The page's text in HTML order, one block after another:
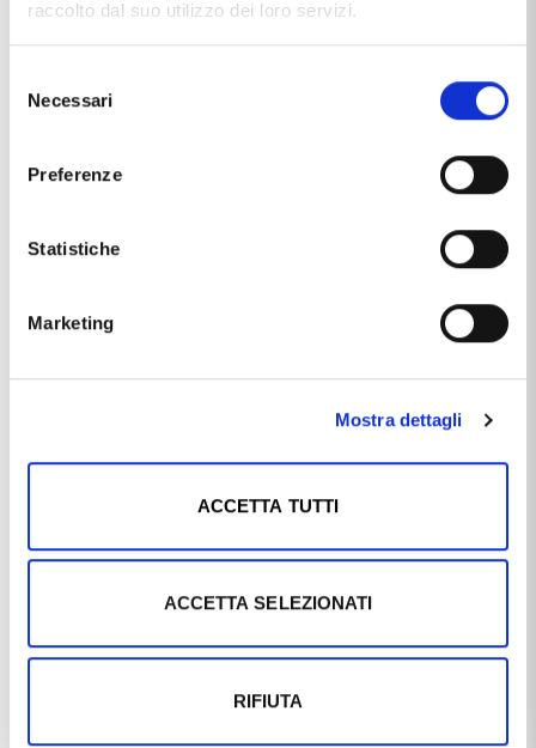
raccolto dal suo utilizzo dei loro servizi.
delNecessari
Preferenze
Statistiche
Marketing
Mostra dettagli
ACCETTA TUTTI
ACCETTA SELEZIONATI
RIFIUTA
made in Italy
Questo articolo dal nomeCIONDOLO A FORMA DI PIEDINO
, che trovi nella categoriaCIONDOLI IN ORO
MADE IN ITALY, è un prodotto che al momento ha